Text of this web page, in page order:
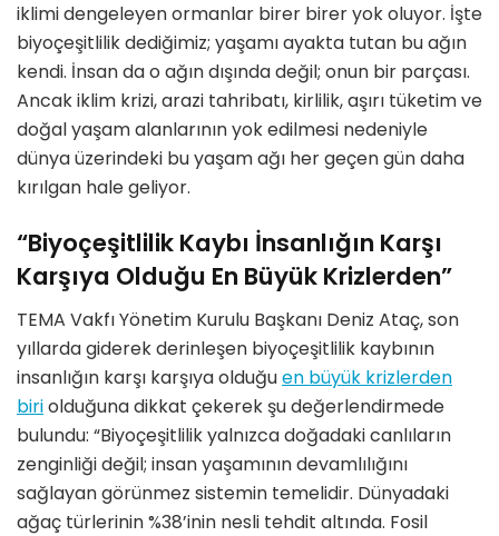
iklimi dengeleyen ormanlar birer birer yok oluyor. İşte
biyoçeşitlilik dediğimiz; yaşamı ayakta tutan bu ağın
kendi. İnsan da o ağın dışında değil; onun bir parçası.
Ancak iklim krizi, arazi tahribatı, kirlilik, aşırı tüketim ve
doğal yaşam alanlarının yok edilmesi nedeniyle
dünya üzerindeki bu yaşam ağı her geçen gün daha
kırılgan hale geliyor.
“Biyoçeşitlilik Kaybı İnsanlığın Karşı
Karşıya Olduğu En Büyük Krizlerden”
TEMA Vakfı Yönetim Kurulu Başkanı Deniz Ataç, son
yıllarda giderek derinleşen biyoçeşitlilik kaybının
insanlığın karşı karşıya olduğuen büyük krizlerden
biriolduğuna dikkat çekerek şu değerlendirmede
bulundu: “Biyoçeşitlilik yalnızca doğadaki canlıların
zenginliği değil; insan yaşamının devamlılığını
sağlayan görünmez sistemin temelidir. Dünyadaki
ağaç türlerinin %38’inin nesli tehdit altında. Fosil